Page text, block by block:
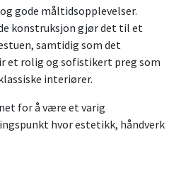
gode måltidsopplevelser.
konstruksjon gjør det til et
samtidig som det
et rolig og sofistikert preg som
interiører.
for å være et varig
hvor estetikk, håndverk